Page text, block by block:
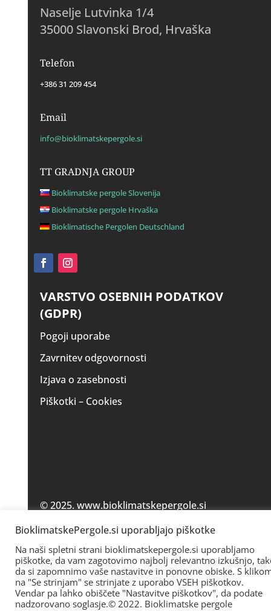
Naselje Lutvinka 1/4
35000 Slavonski Brod, Hrvaška
Telefon
+386 31 209 454
Email
info@bioklimatskepergole.si
TT GRADNJA GROUP
Bioklimatske pergole Slovenija
Bioklimatske pergole Hrvaška
Bioklimatische Pergolen Deutschland
VARSTVO OSEBNIH PODATKOV
(GDPR)
Pogoji uporabe
Zavrnitev odgovornosti
Izjava o zasebnosti
Piškotki – Cookies
© 2025. www.bioklimatskepergole.si
BioklimatskePergole.si uporabljajo piškotke
Na naši spletni strani bioklimatskepergole.si uporabljamo
piškotke, da vam zagotovimo najbolj relevantno izkušnjo,
da si zapomnimo vaše nastavitve in ponovne obiske. S
na "Se strinjam" se strinjate z uporabo VSEH piškotkov.
Vendar pa lahko obiščete "Nastavitve piškotkov", da podate
nadzorovano soglasje.© 2022. Bioklimatske pergole